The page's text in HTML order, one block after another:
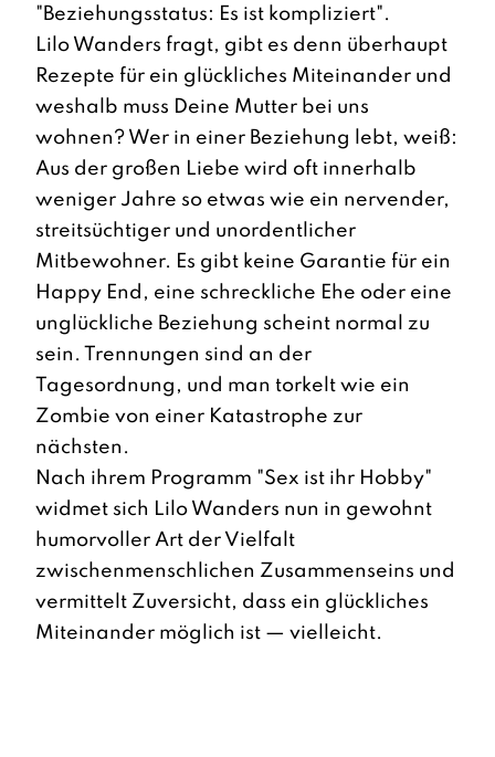
"Beziehungsstatus: Es ist kompliziert".
Lilo Wanders fragt, gibt es denn überhaupt
Rezepte für ein glückliches Miteinander und
weshalb muss Deine Mutter bei uns
wohnen? Wer in einer Beziehung lebt, weiß:
Aus der großen Liebe wird oft innerhalb
weniger Jahre so etwas wie ein nervender,
streitsüchtiger und unordentlicher
Mitbewohner. Es gibt keine Garantie für ein
Happy End, eine schreckliche Ehe oder eine
unglückliche Beziehung scheint normal zu
sein. Trennungen sind an der
Tagesordnung, und man torkelt wie ein
Zombie von einer Katastrophe zur
nächsten.
Nach ihrem Programm "Sex ist ihr Hobby"
widmet sich Lilo Wanders nun in gewohnt
humorvoller Art der Vielfalt
zwischenmenschlichen Zusammenseins und
vermittelt Zuversicht, dass ein glückliches
Miteinander möglich ist — vielleicht.